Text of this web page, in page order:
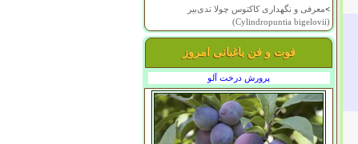
>معرفی و نگهداری کاکتوس چولا تدی‌بیر
(Cylindropuntia bigelovii)
فوت و فن باغبانی امروز
پرورش درخت آلو